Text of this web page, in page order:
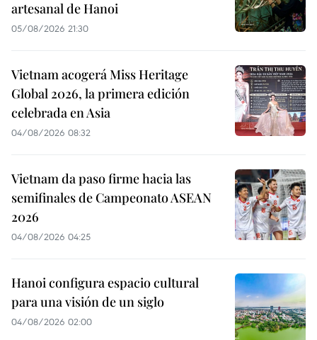
artesanal de Hanoi
05/08/2026 21:30
Vietnam acogerá Miss Heritage
Global 2026, la primera edición
celebrada en Asia
04/08/2026 08:32
Vietnam da paso firme hacia las
semifinales de Campeonato ASEAN
2026
04/08/2026 04:25
Hanoi configura espacio cultural
para una visión de un siglo
04/08/2026 02:00